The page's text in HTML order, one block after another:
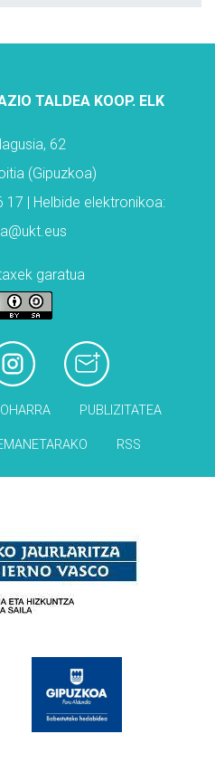
TALDEA KOOP. ELK
62
(Gipuzkoa)
| Helbide elektronikoa:
garatua
PUBLIZITATEA
RSS